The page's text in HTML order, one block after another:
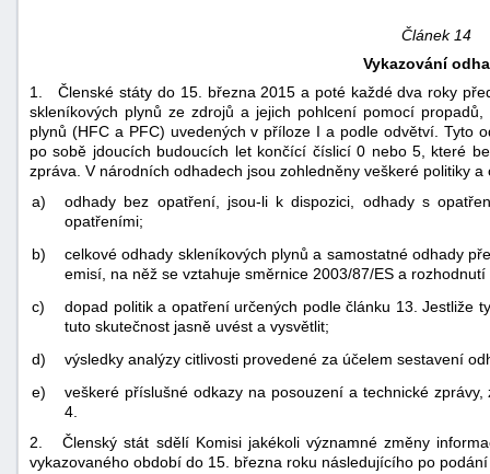
Článek 14
Vykazování
1. Členské státy do 15. března 2015 a poté každé dva roky
skleníkových plynů ze zdrojů a jejich pohlcení pomocí
plynů (HFC a PFC) uvedených v příloze I a podle odvětví. Tyto
po sobě jdoucích budoucích let končící číslicí 0 nebo 5, které
zpráva. V národních odhadech jsou zohledněny veškeré politiky
a)
odhady bez opatření, jsou-li k dispozici, odhady s
opatřeními;
b)
celkové odhady skleníkových plynů a samostatné odhady
emisí, na něž se vztahuje směrnice 2003/87/ES a
c)
dopad politik a opatření určených podle článku 13. Jestliže
tuto skutečnost jasně uvést a vysvětlit;
d)
výsledky analýzy citlivosti provedené za účelem sestavení
e)
veškeré příslušné odkazy na posouzení a technické
4.
2. Členský stát sdělí Komisi jakékoli významné změny
vykazovaného období do 15. března roku následujícího po